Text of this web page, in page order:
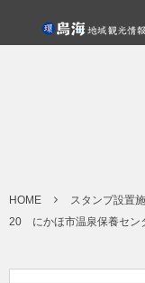
HOME
スタンプ設置
20 にかほ市温泉保養セン